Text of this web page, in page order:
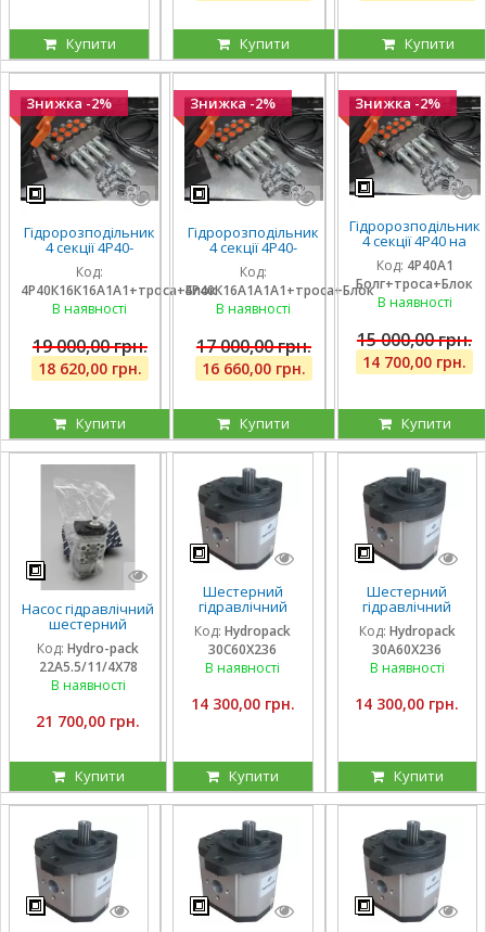
Купити Купити Купити
Знижка -2%
Гідророзподільник
4 секції 4Р40-
К16К16А1А1 з
плаваючими на 2
секції, троса та
блок важелів на 4
Код:
4Р40К16К16А1А1+троса+Блок
В наявності
19 000,00 грн.
18 620,00 грн.
Купити
Знижка -2%
Гідророзподільник
4 секції 4Р40-
К16А1А1А1 з однією
плаваючою
секцією, троса та
блок важелів
Код:
4Р40К16А1А1А1+троса+Блок
В наявності
17 000,00 грн.
16 660,00 грн.
Купити
Знижка -2%
Гідророзподільник
4 секції 4Р40 на
навантажувач
(без плаваючих
секцій), троса та
блок важелів,
Код: 4Р40А1
Болг+троса+Блок
В наявності
15 000,00 грн.
14 700,00 грн.
Купити
Насос гідравлічний
шестерний
тандемний Hydro-
pack
22A5.5/11/4X780DSS
для CLAAS
Код: Hydro-pack
22A5.5/11/4X78
В наявності
21 700,00 грн.
Купити
Шестерний
гідравлічний
насос Hydropack
30C60X236 (60
см3) правого
обертання
Код: Hydropack
30C60X236
В наявності
14 300,00 грн.
Купити
Шестерний
гідравлічний
насос Hydropack
30A60X236 (60
см3) лівого
обертання
Код: Hydropack
30A60X236
В наявності
14 300,00 грн.
Купити